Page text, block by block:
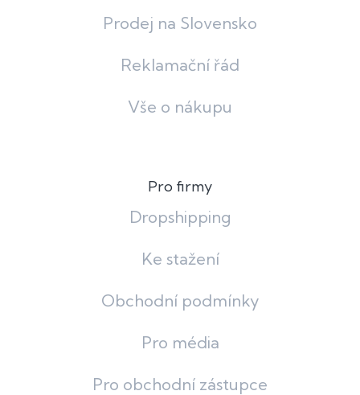
Prodej na Slovensko
Reklamační řád
Vše o nákupu
Pro firmy
Dropshipping
Ke stažení
Obchodní podmínky
Pro média
Pro obchodní zástupce